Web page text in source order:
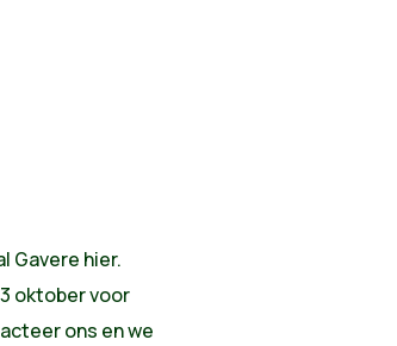
Gavere hier.
oktober voor
ons en we